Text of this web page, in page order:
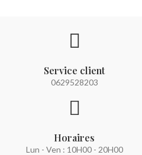
Service client
0629528203
Horaires
Lun - Ven : 10H00 - 20H00